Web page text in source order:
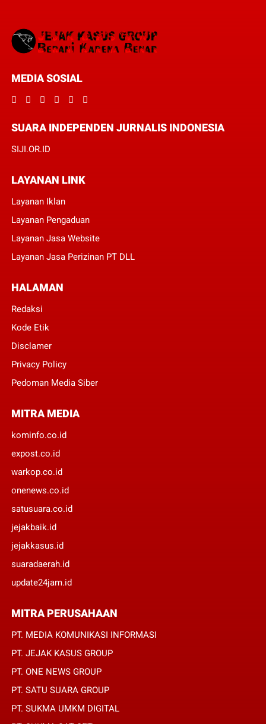
MEDIA SOSIAL
SUARA INDEPENDEN JURNALIS INDONESIA
SIJI.OR.ID
LAYANAN LINK
Layanan Iklan
Layanan Pengaduan
Layanan Jasa Website
Layanan Jasa Perizinan PT DLL
HALAMAN
Redaksi
Kode Etik
Disclamer
Privacy Policy
Pedoman Media Siber
MITRA MEDIA
kominfo.co.id
expost.co.id
warkop.co.id
onenews.co.id
satusuara.co.id
jejakbaik.id
jejakkasus.id
suaradaerah.id
update24jam.id
MITRA PERUSAHAAN
PT. MEDIA KOMUNIKASI INFORMASI
PT. JEJAK KASUS GROUP
PT. ONE NEWS GROUP
PT. SATU SUARA GROUP
PT. SUKMA UMKM DIGITAL